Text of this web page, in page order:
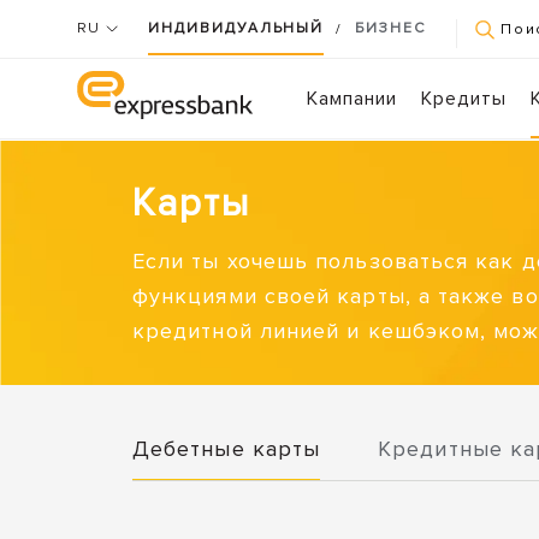
RU ИНДИВИДУАЛЬНЫЙ / БИЗНЕС
Кампании Кредиты
Карты
Если ты хочешь пользоваться как
функциями своей карты, а также
кредитной линией и кешбэком,
Дебетные карты Кредитные